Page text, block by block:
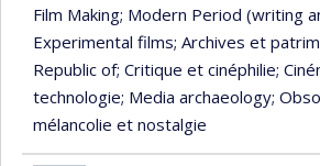
Film Making; Modern Period (writing
Experimental films; Archives et
Republic of; Critique et cinéphilie;
technologie; Media archaeology;
mélancolie et nostalgie